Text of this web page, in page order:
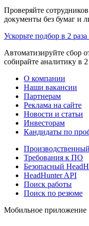
Проверяйте
документы без бумаг и
Ускорьте подбор в 2
Автоматизируйте сбор
собирайте аналитику в
О компании
Наши вакансии
Партнерам
Реклама на сайте
Новости и статьи
Инвесторам
Кандидаты по
Требования к ПО
Безопасный
HeadHunter API
Поиск работы
Поиск по резюме
Мобильное приложение